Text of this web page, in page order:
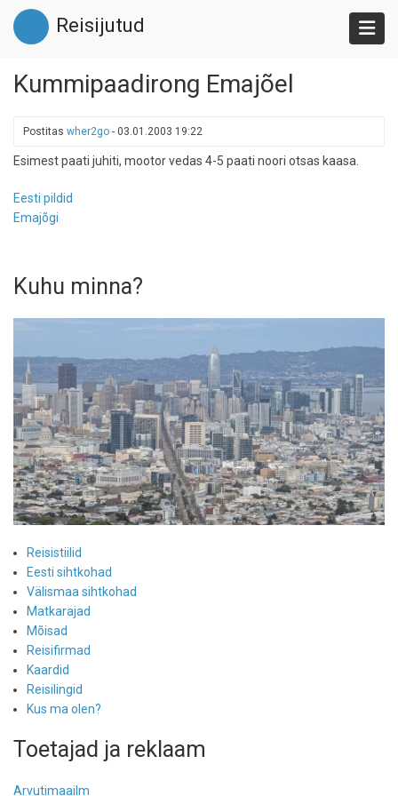
Liigu
edasi
põhisisu
Reisijutud
Kummipaadirong Emajõel
Postitas wher2go - 03.01.2003 19:22
Esimest paati juhiti, mootor vedas 4-5 paati noori otsas kaasa.
Eesti pildid
Emajõgi
Kuhu minna?
Reisistiilid
Eesti sihtkohad
Välismaa sihtkohad
Matkarajad
Mõisad
Reisifirmad
Kaardid
Reisilingid
Kus ma olen?
Toetajad ja reklaam
Arvutimaailm